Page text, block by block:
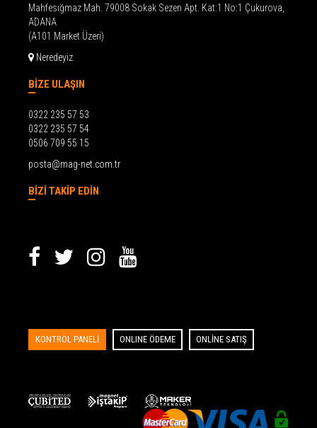
Mahfesığmaz Mah. 79008 Sokak Sezen Apt. Kat:1 No:1 Çukurova,
ADANA
(A101 Market Üzeri)
Neredeyiz
BİZE ULAŞIN
0322 235 57 53
0322 235 57 54
0506 709 55 15
posta@mag-net.com.tr
BİZİ TAKİP EDİN
KONTROL PANELİ ONLINE ÖDEME ONLİNE SATIŞ